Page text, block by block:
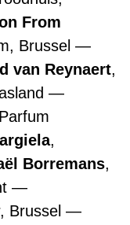
From
Brussel
van Reynaert,
,
Borremans,
Brussel